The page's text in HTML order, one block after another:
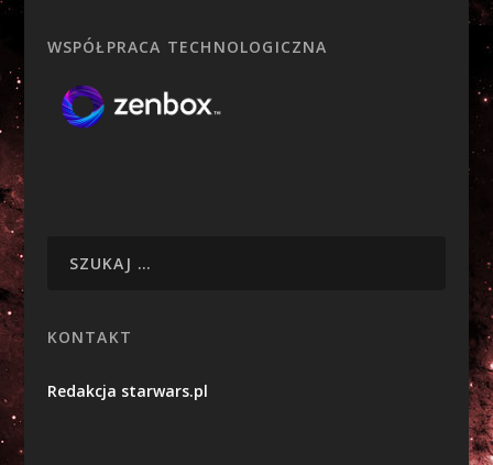
WSPÓŁPRACA TECHNOLOGICZNA
KONTAKT
Redakcja starwars.pl